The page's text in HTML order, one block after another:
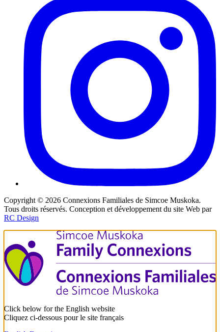
Copyright © 2026 Connexions Familiales de Simcoe Muskoka.
Tous droits réservés. Conception et développement du site Web par
RC Design
Click below for the English website
Cliquez ci-dessous pour le site français